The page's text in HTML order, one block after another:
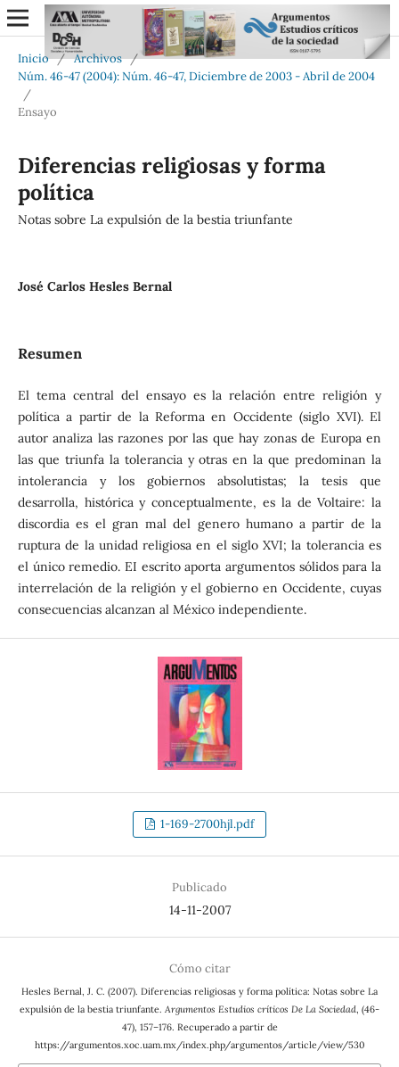
Inicio / Archivos /
Núm. 46-47 (2004): Núm. 46-47, Diciembre de 2003 - Abril de 2004
/
Ensayo
Diferencias religiosas y forma
política
Notas sobre La expulsión de la bestia triunfante
José Carlos Hesles Bernal
Resumen
El tema central del ensayo es la relación entre religión y
política a partir de la Reforma en Occidente (siglo XVI). El
autor analiza las razones por las que hay zonas de Europa en
las que triunfa la tolerancia y otras en la que predominan la
intolerancia y los gobiernos absolutistas; la tesis que
desarrolla, histórica y conceptualmente, es la de Voltaire: la
discordia es el gran mal del genero humano a partir de la
ruptura de la unidad religiosa en el siglo XVI; la tolerancia es
el único remedio. EI escrito aporta argumentos sólidos para la
interrelación de la religión y el gobierno en Occidente, cuyas
consecuencias alcanzan al México independiente.
1-169-2700hjl.pdf
Publicado
14-11-2007
Cómo citar
Hesles Bernal, J. C. (2007). Diferencias religiosas y forma política: Notas sobre La
expulsión de la bestia triunfante. Argumentos Estudios críticos De La Sociedad, (46-
47), 157–176. Recuperado a partir de
https://argumentos.xoc.uam.mx/index.php/argumentos/article/view/530